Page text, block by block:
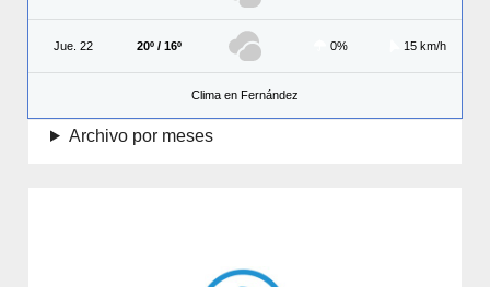
Jue. 22 20º / 16º 0% 15 km/h
Clima en Fernández
Archivo por meses